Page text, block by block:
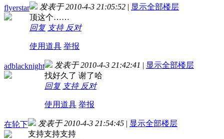
flyerstar 发表于 2010-4-3 21:05:52 | 显示全部楼层
顶这个……
回复 支持 反对
使用道具 举报
adblacknight 发表于 2010-4-3 21:42:41 | 显示全部楼层
找好久了 谢了哈
回复 支持 反对
使用道具 举报
在轮下 发表于 2010-4-3 21:54:45 | 显示全部楼层
支持支持支持